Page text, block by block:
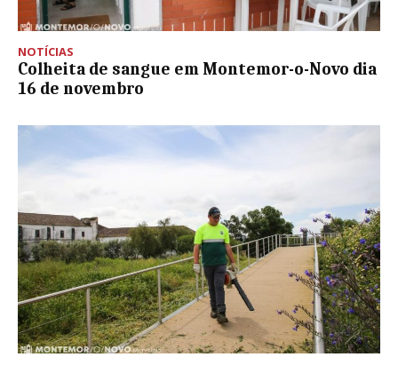
NOTÍCIAS
Colheita de sangue em Montemor-o-Novo dia
16 de novembro